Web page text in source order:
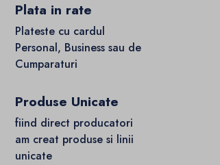
Plata in rate
Plateste cu cardul
Personal, Business sau de
Cumparaturi
Produse Unicate
fiind direct producatori
am creat produse si linii
unicate